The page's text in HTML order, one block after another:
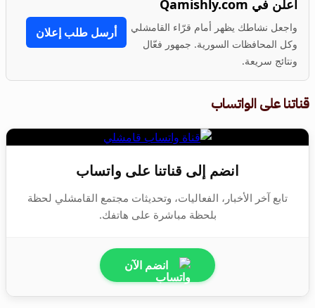
أعلن في Qamishly.com
واجعل نشاطك يظهر أمام قرّاء القامشلي
وكل المحافظات السورية. جمهور فعّال
ونتائج سريعة.
أرسل طلب إعلان
قناتنا على الواتساب
انضم إلى قناتنا على واتساب
تابع آخر الأخبار، الفعاليات، وتحديثات مجتمع القامشلي لحظة
بلحظة مباشرة على هاتفك.
انضم الآن